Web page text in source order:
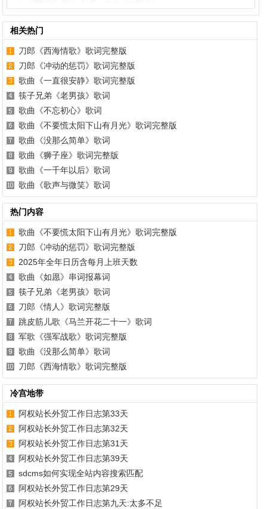
相关热门
刀郎《西海情歌》歌词完整版
刀郎《冲动的惩罚》歌词完整版
歌曲《一直很安静》歌词完整版
筷子兄弟《老男孩》歌词
歌曲《不忘初心》歌词
歌曲《不要慌太阳下山有月光》歌词完整版
歌曲《没那么简单》歌词
歌曲《狮子座》歌词完整版
歌曲《一千年以后》歌词
歌曲《歌声与微笑》歌词
热门内容
歌曲《不要慌太阳下山有月光》歌词完整版
刀郎《冲动的惩罚》歌词完整版
2025年全年日历含每月上班天数
歌曲《如愿》串词报幕词
筷子兄弟《老男孩》歌词
刀郎《情人》歌词完整版
跳皮筋儿歌《马兰开花二十一》歌词
军歌《强军战歌》歌词完整版
歌曲《没那么简单》歌词
刀郎《西海情歌》歌词完整版
冷宫地带
阿权站长外贸工作日志第33天
阿权站长外贸工作日志第32天
阿权站长外贸工作日志第31天
阿权站长外贸工作日志第39天
sdcms如何实现全站内容搜索匹配
阿权站长外贸工作日志第29天
阿权站长外贸工作日志第九天:太多不足